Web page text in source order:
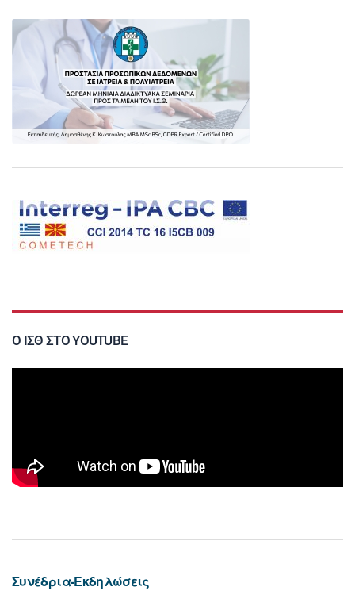
Ο ΙΣΘ ΣΤΟ YOUTUBE
Συνέδρια-Εκδηλώσεις